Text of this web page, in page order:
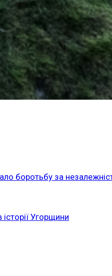
боротьбу за
Угорщини